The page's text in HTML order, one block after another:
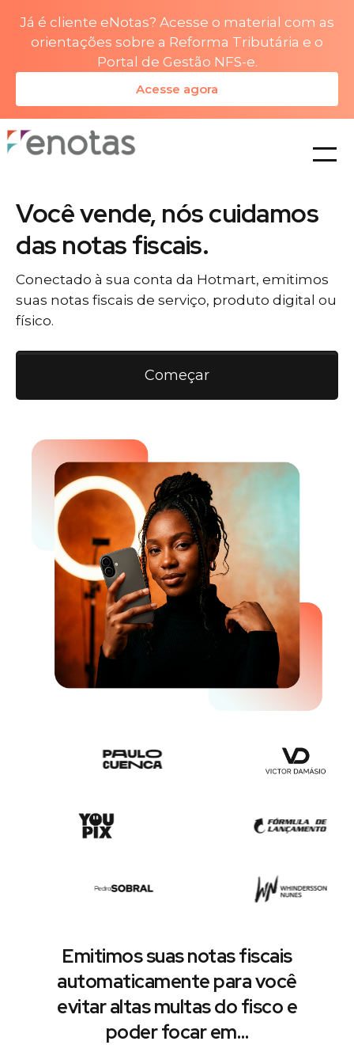
Já é cliente eNotas? Acesse o material com as
orientações sobre a Reforma Tributária e o
Portal de Gestão NFS-e.
Acesse agora
planos
Você vende, nós cuidamos
das notas fiscais.
Conectado à sua conta da Hotmart, emitimos
suas notas fiscais de serviço, produto digital ou
físico.
Começar
Emitimos suas notas fiscais
automaticamente para você
evitar altas multas do fisco e
poder focar em…